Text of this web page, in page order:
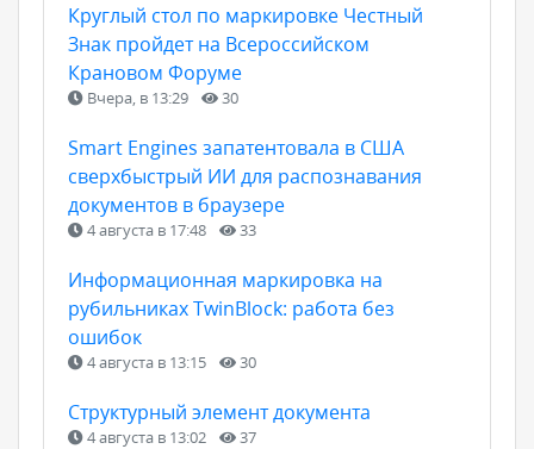
Круглый стол по маркировке Честный
Знак пройдет на Всероссийском
Крановом Форуме
Вчера, в 13:29 30
Smart Engines запатентовала в США
сверхбыстрый ИИ для распознавания
документов в браузере
4 августа в 17:48 33
Информационная маркировка на
рубильниках TwinBlock: работа без
ошибок
4 августа в 13:15 30
Структурный элемент документа
4 августа в 13:02 37